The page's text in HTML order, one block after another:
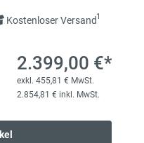
Kostenloser Versand1
2.399,00 €*
exkl. 455,81 € MwSt.
2.854,81 € inkl. MwSt.